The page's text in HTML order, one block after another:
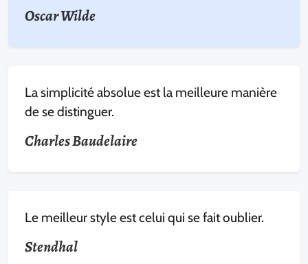
Oscar Wilde
La simplicité absolue est la meilleure manière
de se distinguer.
Charles Baudelaire
Le meilleur style est celui qui se fait oublier.
Stendhal